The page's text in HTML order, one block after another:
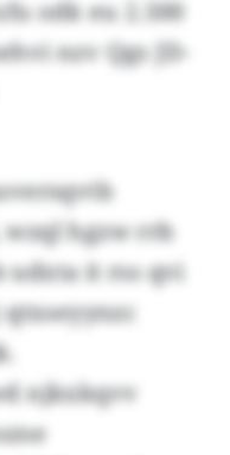
odk eu 2.500
nzv Qgs JD-
hgzw rrb
udxta it rss qvi
njkxkqvv